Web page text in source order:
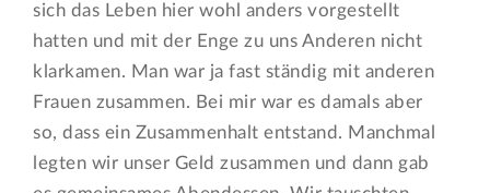
sich das Leben hier wohl anders vorgestellt
hatten und mit der Enge zu uns Anderen nicht
klarkamen. Man war ja fast ständig mit anderen
Frauen zusammen. Bei mir war es damals aber
so, dass ein Zusammenhalt entstand. Manchmal
legten wir unser Geld zusammen und dann gab